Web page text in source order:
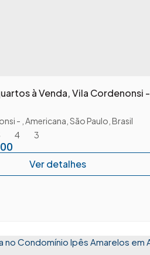
à Venda, Vila Cordenonsi -
Americana São Paulo Brasil
4 3